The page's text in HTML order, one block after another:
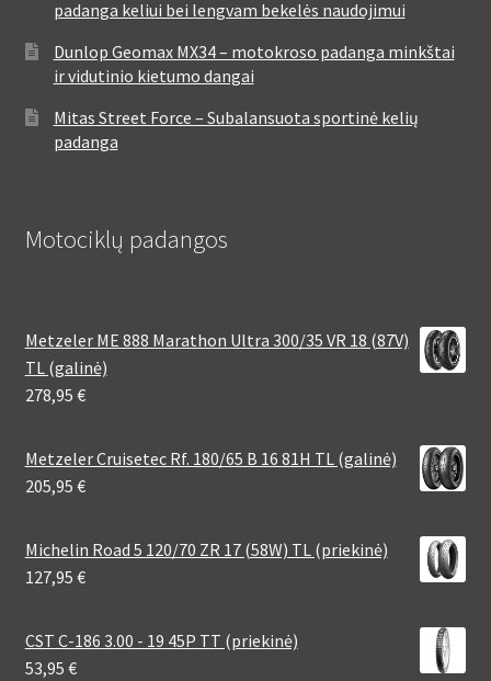
padanga keliui bei lengvam bekelės naudojimui
Dunlop Geomax MX34 – motokroso padanga minkštai
ir vidutinio kietumo dangai
Mitas Street Force – Subalansuota sportinė kelių
padanga
Motociklų padangos
Metzeler ME 888 Marathon Ultra 300/35 VR 18 (87V)
TL (galinė)
278,95 €
Metzeler Cruisetec Rf. 180/65 B 16 81H TL (galinė)
205,95 €
Michelin Road 5 120/70 ZR 17 (58W) TL (priekinė)
127,95 €
CST C-186 3.00 - 19 45P TT (priekinė)
53,95 €